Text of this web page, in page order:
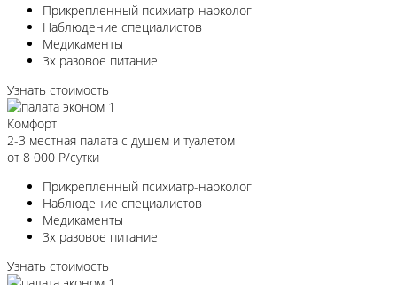
Прикрепленный психиатр-нарколог
Наблюдение специалистов
Медикаменты
3х разовое питание
Узнать стоимость
Комфорт
2-3 местная палата с душем и туалетом
от 8 000 Р/сутки
Прикрепленный психиатр-нарколог
Наблюдение специалистов
Медикаменты
3х разовое питание
Узнать стоимость